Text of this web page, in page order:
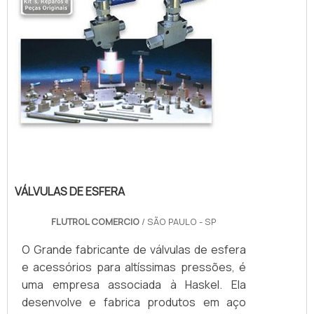
VÁLVULAS DE ESFERA
FLUTROL COMERCIO / SÃO PAULO - SP
O Grande fabricante de válvulas de esfera
e acessórios para altíssimas pressões, é
uma empresa associada à Haskel. Ela
desenvolve e fabrica produtos em aço